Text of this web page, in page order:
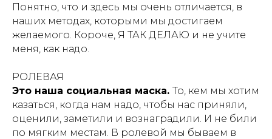
Понятно, что и здесь мы очень отличается, в
наших методах, которыми мы достигаем
желаемого. Короче, Я ТАК ДЕЛАЮ и не учите
меня, как надо.
РОЛЕВАЯ
Это наша социальная маска. То, кем мы хотим
казаться, когда нам надо, чтобы нас приняли,
оценили, заметили и вознаградили. И не били
по мягким местам. В ролевой мы бываем в